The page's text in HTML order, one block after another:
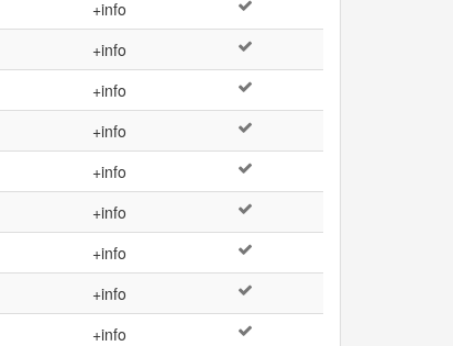
+info
+info
+info
+info
+info
+info
+info
+info
+info